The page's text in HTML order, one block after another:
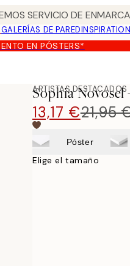
SERVICIO DE
GALERÍAS DE PARED
EN PÓSTERS*
ARTISTAS DESTACADOS
Sophia Novosel
13,17 €21,95
Póster
Elige el tamaño